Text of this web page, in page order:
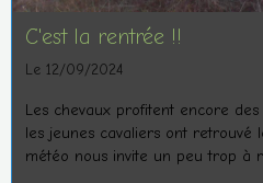
C'est la rentrée !!
Le 12/09/2024
Les chevaux profitent encore
les jeunes cavaliers ont retrouvé
météo nous invite un peu trop à